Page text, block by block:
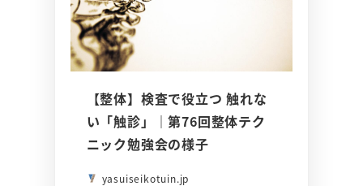
【整体】検査で役立つ 触れな
い「触診」｜第76回整体テク
ニック勉強会の様子
yasuiseikotuin.jp